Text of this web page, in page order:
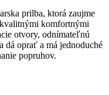
prilba, ktorá zaujme
komfortnými
otvory, odnímateľnú
dá oprať a má jednoduché
popruhov.